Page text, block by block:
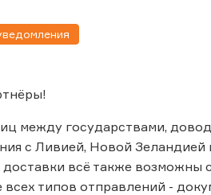
между государствами,
с Ливией, Новой Зеландией
всё также возможны
всех типов отправлений -